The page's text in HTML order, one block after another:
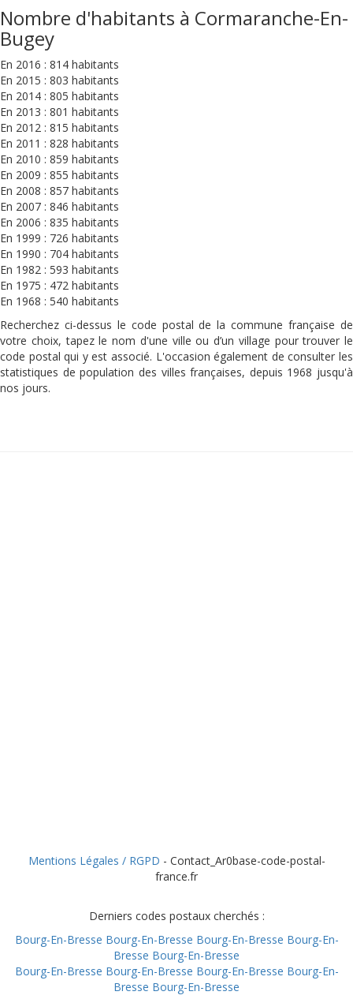
Nombre d'habitants à Cormaranche-En-
Bugey
En 2016 : 814 habitants
En 2015 : 803 habitants
En 2014 : 805 habitants
En 2013 : 801 habitants
En 2012 : 815 habitants
En 2011 : 828 habitants
En 2010 : 859 habitants
En 2009 : 855 habitants
En 2008 : 857 habitants
En 2007 : 846 habitants
En 2006 : 835 habitants
En 1999 : 726 habitants
En 1990 : 704 habitants
En 1982 : 593 habitants
En 1975 : 472 habitants
En 1968 : 540 habitants
Recherchez ci-dessus le code postal de la commune française de
votre choix, tapez le nom d'une ville ou d’un village pour trouver le
code postal qui y est associé. L'occasion également de consulter les
statistiques de population des villes françaises, depuis 1968 jusqu'à
nos jours.
Mentions Légales / RGPD - Contact_Ar0base-code-postal-
france.fr
Derniers codes postaux cherchés :
Bourg-En-Bresse Bourg-En-Bresse Bourg-En-Bresse Bourg-En-
Bresse Bourg-En-Bresse
Bourg-En-Bresse Bourg-En-Bresse Bourg-En-Bresse Bourg-En-
Bresse Bourg-En-Bresse